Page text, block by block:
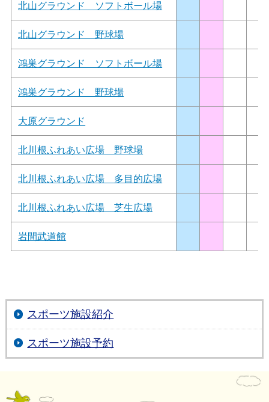
北山グラウンド ソフトボール場
北山グラウンド 野球場
鴻巣グラウンド ソフトボール場
鴻巣グラウンド 野球場
大原グラウンド
北川根ふれあい広場 野球場
北川根ふれあい広場 多目的広場
北川根ふれあい広場 芝生広場
岩間武道館
スポーツ施設紹介
スポーツ施設予約